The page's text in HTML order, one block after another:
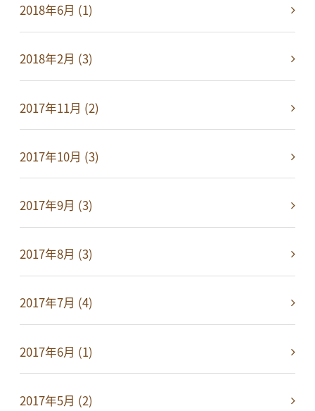
2018年6月 (1)
2018年2月 (3)
2017年11月 (2)
2017年10月 (3)
2017年9月 (3)
2017年8月 (3)
2017年7月 (4)
2017年6月 (1)
2017年5月 (2)